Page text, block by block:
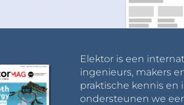
Elektor is een
ingenieurs, makers
praktische kennis en
ondersteunen we